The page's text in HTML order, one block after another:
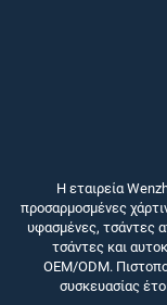
Η εταιρεία
προσαρμοσμένες
υφασμένες, τσάντες
τσάντες και
OEM/ODM.
συσκευασίας